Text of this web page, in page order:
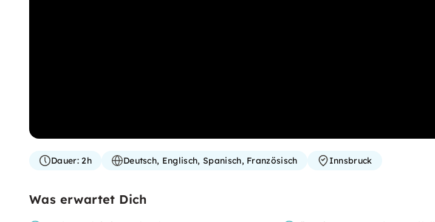
Dauer:2h Deutsch, Englisch, Spanisch, Französisch Innsbruck
Was erwartet Dich